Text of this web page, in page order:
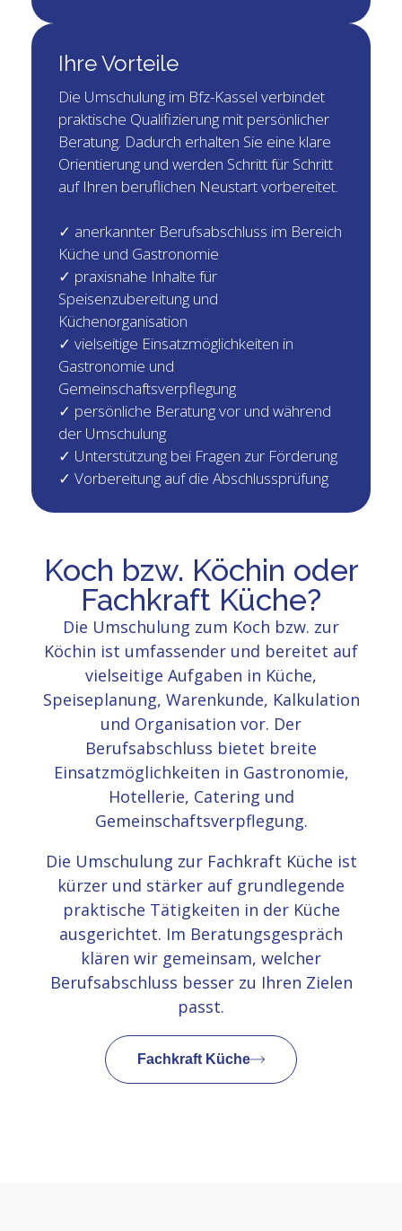
Ihre Vorteile
Die Umschulung im Bfz-Kassel verbindet
praktische Qualifizierung mit persönlicher
Beratung. Dadurch erhalten Sie eine klare
Orientierung und werden Schritt für Schritt
auf Ihren beruflichen Neustart vorbereitet.
✓ anerkannter Berufsabschluss im Bereich
Küche und Gastronomie
✓ praxisnahe Inhalte für
Speisenzubereitung und
Küchenorganisation
✓ vielseitige Einsatzmöglichkeiten in
Gastronomie und
Gemeinschaftsverpflegung
✓ persönliche Beratung vor und während
der Umschulung
✓ Unterstützung bei Fragen zur Förderung
✓ Vorbereitung auf die Abschlussprüfung
Koch bzw. Köchin oder
Fachkraft Küche?
Die Umschulung zum Koch bzw. zur
Köchin ist umfassender und bereitet auf
vielseitige Aufgaben in Küche,
Speiseplanung, Warenkunde, Kalkulation
und Organisation vor. Der
Berufsabschluss bietet breite
Einsatzmöglichkeiten in Gastronomie,
Hotellerie, Catering und
Gemeinschaftsverpflegung.
Die Umschulung zur Fachkraft Küche ist
kürzer und stärker auf grundlegende
praktische Tätigkeiten in der Küche
ausgerichtet. Im Beratungsgespräch
klären wir gemeinsam, welcher
Berufsabschluss besser zu Ihren Zielen
passt.
Fachkraft Küche